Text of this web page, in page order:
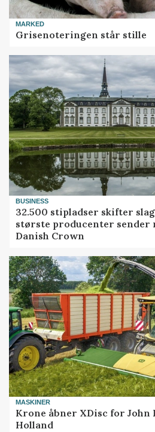
MARKED
Grisenoteringen står stille
BUSINESS
32.500 stipladser skifter
største producenter sender
Danish Crown
MASKINER
Krone åbner XDisc for John
Holland